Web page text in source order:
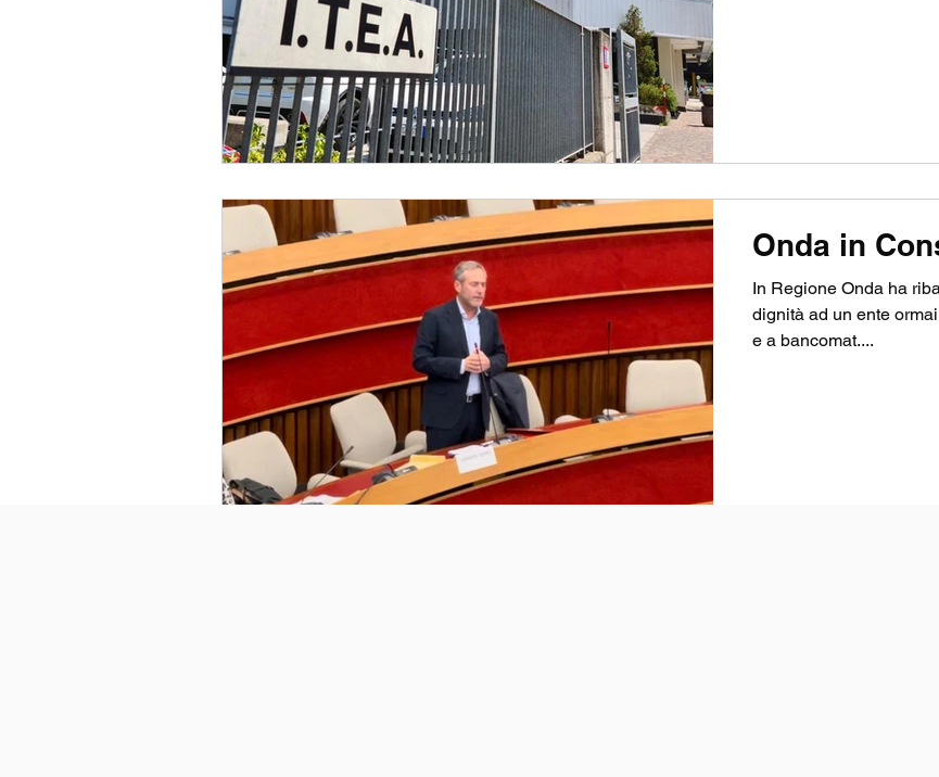
Onda in
In Regione Onda ha ribadito la necessità di restituire
dignità ad un ente ormai ridotto a poltronificio per gli amici
e a bancomat....